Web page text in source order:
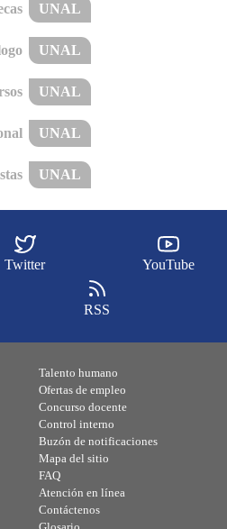
UNAL
UNAL
UNAL
UNAL
UNAL
Twitter YouTube
RSS
Talento humano
Ofertas de empleo
Concurso docente
Control interno
Buzón de notificaciones
Mapa del sitio
FAQ
Atención en línea
Contáctenos